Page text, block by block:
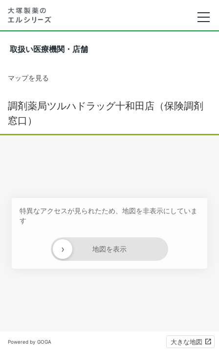
取扱い医療機関・店舗
マップを見る
調剤薬局ツルハドラッグ十和田店（保険調剤
窓口）
特異なアクセスが見られたため、地図を非表示にしていま
す
地図を表示
›
Powered by GOGA 大きな地図